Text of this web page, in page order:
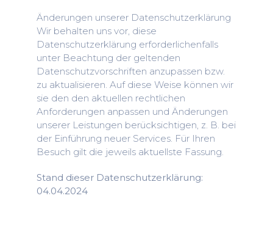
Änderungen unserer Datenschutzerklärung
Wir behalten uns vor, diese
Datenschutzerklärung erforderlichenfalls
unter Beachtung der geltenden
Datenschutzvorschriften anzupassen bzw.
zu aktualisieren. Auf diese Weise können wir
sie den den aktuellen rechtlichen
Anforderungen anpassen und Änderungen
unserer Leistungen berücksichtigen, z. B. bei
der Einführung neuer Services. Für Ihren
Besuch gilt die jeweils aktuellste Fassung.
Stand dieser Datenschutzerklärung:
04.04.2024